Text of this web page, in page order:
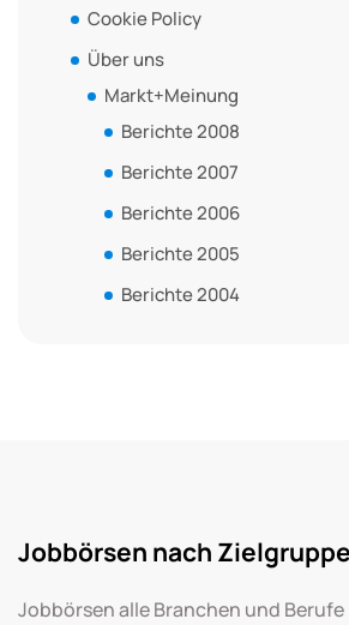
Cookie Policy
Über uns
Markt+Meinung
Berichte 2008
Berichte 2007
Berichte 2006
Berichte 2005
Berichte 2004
Jobbörsen nach
Jobbörsen alle Branchen und Berufe